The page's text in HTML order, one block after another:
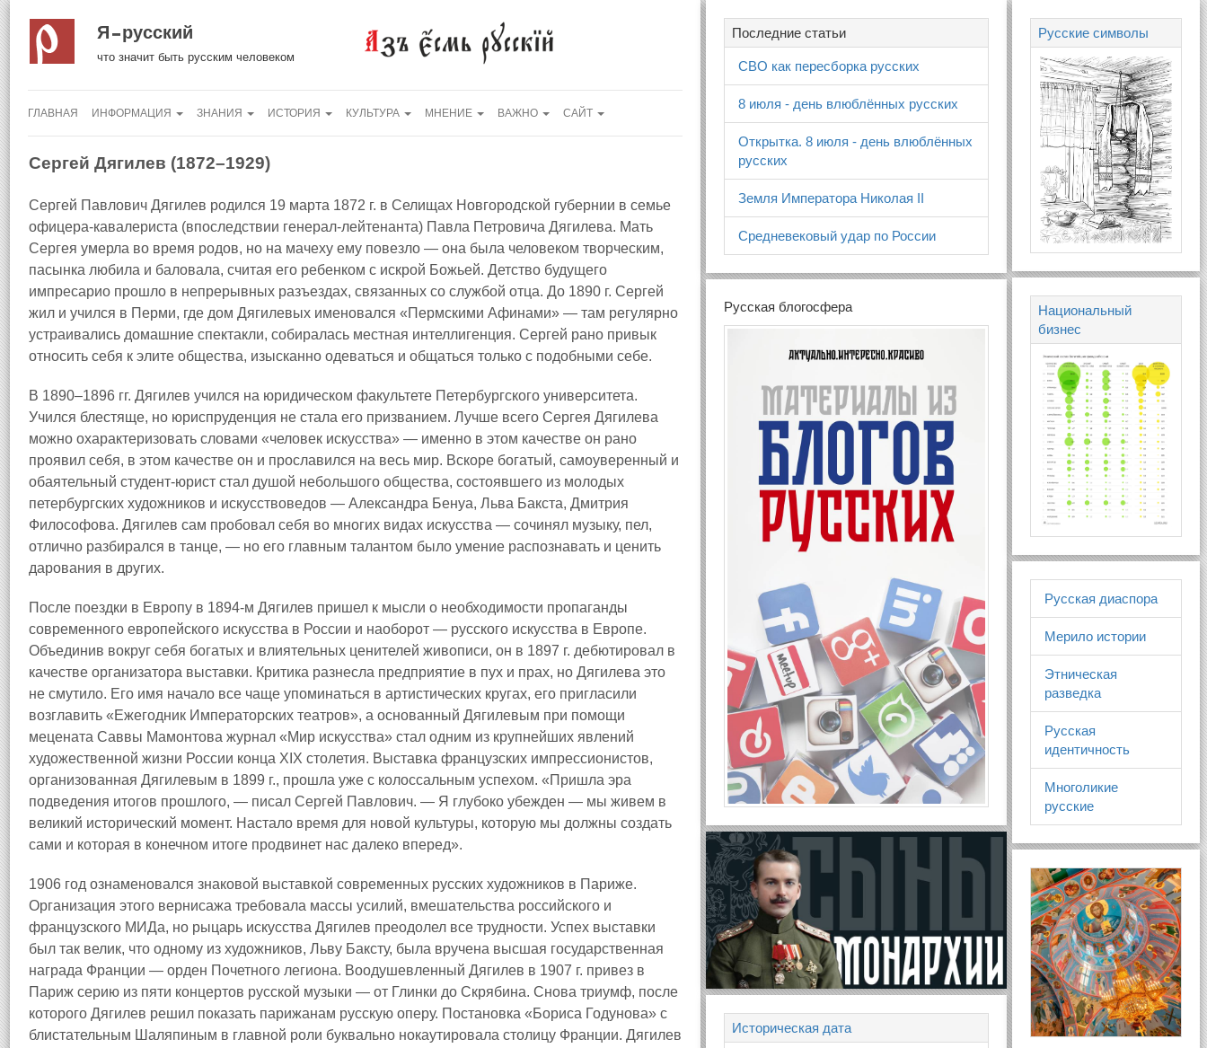
Я русский
что значит быть русским человеком
ГЛАВНАЯ ИНФОРМАЦИЯ ЗНАНИЯ ИСТОРИЯ КУЛЬТУРА МНЕНИЕ ВАЖНО САЙТ
Сергей Дягилев (1872–1929)
Сергей Павлович Дягилев родился 19 марта 1872 г. в Селищах Новгородской губернии в семье
офицера-кавалериста (впоследствии генерал-лейтенанта) Павла Петровича Дягилева. Мать
Сергея умерла во время родов, но на мачеху ему повезло — она была человеком творческим,
пасынка любила и баловала, считая его ребенком с искрой Божьей. Детство будущего
импресарио прошло в непрерывных разъездах, связанных со службой отца. До 1890 г. Сергей
жил и учился в Перми, где дом Дягилевых именовался «Пермскими Афинами» — там регулярно
устраивались домашние спектакли, собиралась местная интеллигенция. Сергей рано привык
относить себя к элите общества, изысканно одеваться и общаться только с подобными себе.
В 1890–1896 гг. Дягилев учился на юридическом факультете Петербургского университета.
Учился блестяще, но юриспруденция не стала его призванием. Лучше всего Сергея Дягилева
можно охарактеризовать словами «человек искусства» — именно в этом качестве он рано
проявил себя, в этом качестве он и прославился на весь мир. Вскоре богатый, самоуверенный и
обаятельный студент-юрист стал душой небольшого общества, состоявшего из молодых
петербургских художников и искусствоведов — Александра Бенуа, Льва Бакста, Дмитрия
Философова. Дягилев сам пробовал себя во многих видах искусства — сочинял музыку, пел,
отлично разбирался в танце, — но его главным талантом было умение распознавать и ценить
дарования в других.
После поездки в Европу в 1894-м Дягилев пришел к мысли о необходимости пропаганды
современного европейского искусства в России и наоборот — русского искусства в Европе.
Объединив вокруг себя богатых и влиятельных ценителей живописи, он в 1897 г. дебютировал в
качестве организатора выставки. Критика разнесла предприятие в пух и прах, но Дягилева это
не смутило. Его имя начало все чаще упоминаться в артистических кругах, его пригласили
возглавить «Ежегодник Императорских театров», а основанный Дягилевым при помощи
мецената Саввы Мамонтова журнал «Мир искусства» стал одним из крупнейших явлений
художественной жизни России конца XIX столетия. Выставка французских импрессионистов,
организованная Дягилевым в 1899 г., прошла уже с колоссальным успехом. «Пришла эра
подведения итогов прошлого, — писал Сергей Павлович. — Я глубоко убежден — мы живем в
великий исторический момент. Настало время для новой культуры, которую мы должны создать
сами и которая в конечном итоге продвинет нас далеко вперед».
1906 год ознаменовался знаковой выставкой современных русских художников в Париже.
Организация этого вернисажа требовала массы усилий, вмешательства российского и
французского МИДа, но рыцарь искусства Дягилев преодолел все трудности. Успех выставки
был так велик, что одному из художников, Льву Баксту, была вручена высшая государственная
награда Франции — орден Почетного легиона. Воодушевленный Дягилев в 1907 г. привез в
Париж серию из пяти концертов русской музыки — от Глинки до Скрябина. Снова триумф, после
которого Дягилев решил показать парижанам русскую оперу. Постановка «Бориса Годунова» с
блистательным Шаляпиным в главной роли буквально нокаутировала столицу Франции. Дягилев
Последние статьи
СВО как пересборка русских
8 июля - день влюблённых русских
Открытка. 8 июля - день влюблённых
русских
Земля Императора Николая II
Средневековый удар по России
Русская блогосфера
Историческая дата
Русские символы
Национальный
бизнес
Русская диаспора
Мерило истории
Этническая
разведка
Русская
идентичность
Многоликие
русские